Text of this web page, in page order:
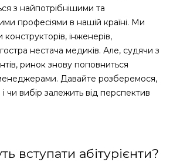
з найпотрібнішими та
професіями в нашій країні. Ми
інженерів,
нестача медиків. Але, судячи з
ринок знову поповниться
Давайте розберемося,
чи вибір залежить від перспектив
вступати абітурієнти?